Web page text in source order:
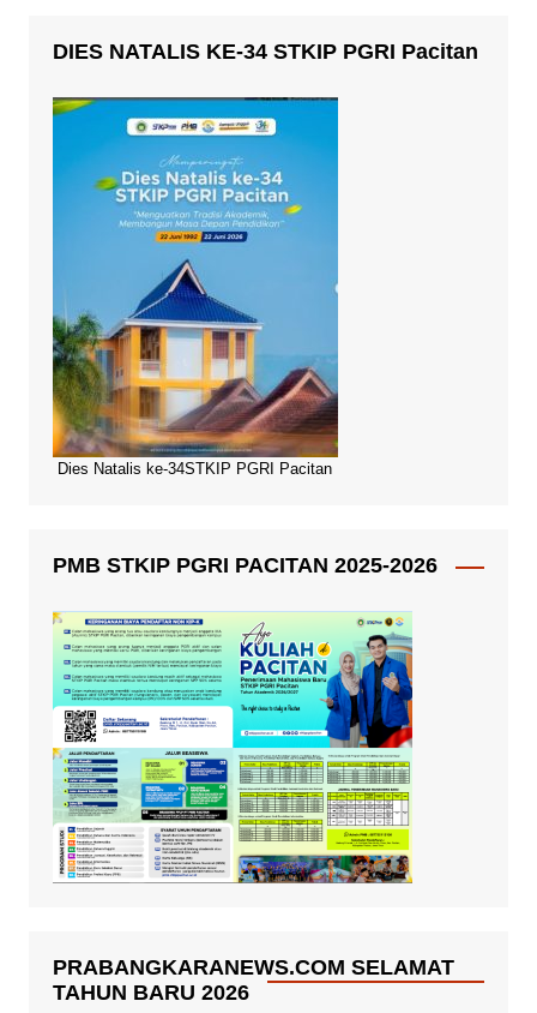
DIES NATALIS KE-34 STKIP PGRI Pacitan
Dies Natalis ke-34STKIP PGRI Pacitan
PMB STKIP PGRI PACITAN 2025-2026
PRABANGKARANEWS.COM SELAMAT
TAHUN BARU 2026